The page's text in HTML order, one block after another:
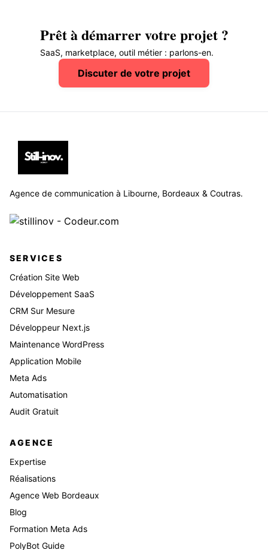
Prêt à démarrer votre projet ?
SaaS, marketplace, outil métier : parlons-en.
Discuter de votre projet
Agence de communication à Libourne, Bordeaux & Coutras.
SERVICES
Création Site Web
Développement SaaS
CRM Sur Mesure
Développeur Next.js
Maintenance WordPress
Application Mobile
Meta Ads
Automatisation
Audit Gratuit
AGENCE
Expertise
Réalisations
Agence Web Bordeaux
Blog
Formation Meta Ads
PolyBot Guide